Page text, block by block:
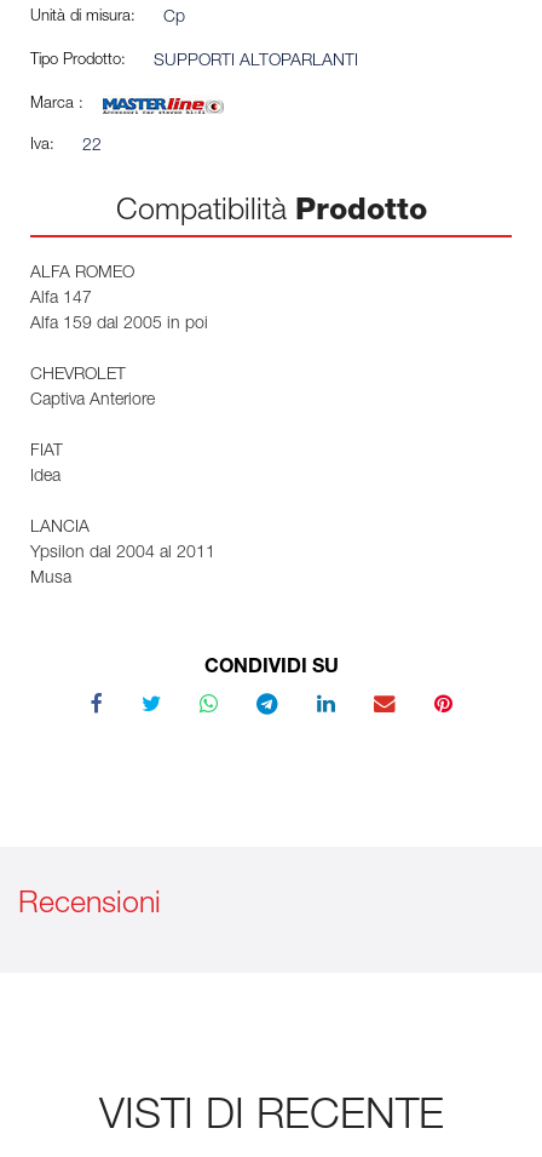
Unità di misura: Cp
Tipo Prodotto: SUPPORTI ALTOPARLANTI
Marca :
Iva: 22
Compatibilità Prodotto
ALFA ROMEO
Alfa 147
Alfa 159 dal 2005 in poi
CHEVROLET
Captiva Anteriore
FIAT
Idea
LANCIA
Ypsilon dal 2004 al 2011
Musa
CONDIVIDI SU
Recensioni
VISTI DI RECENTE